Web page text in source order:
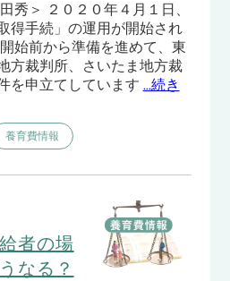
秀＞ ２０２０年４月１日、
得手続」の運用が開始され
始前から準備を進めて、東
方裁判所、さいたま地方裁
を申立てしています …続き
養育費情報
者の場
なる？